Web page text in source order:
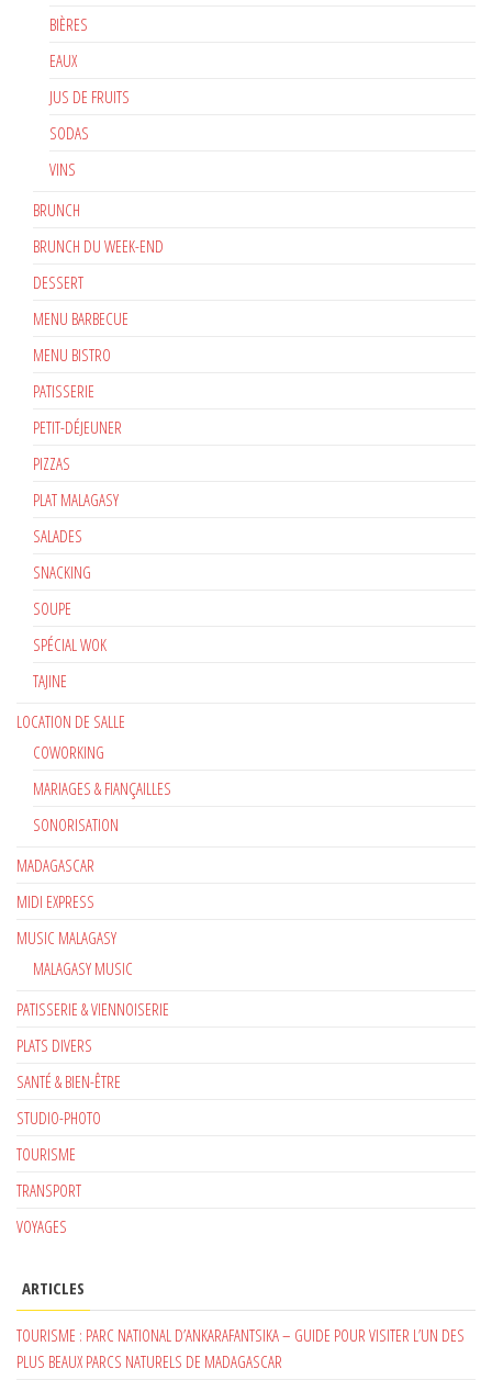
BIÈRES
EAUX
JUS DE FRUITS
SODAS
VINS
BRUNCH
BRUNCH DU WEEK-END
DESSERT
MENU BARBECUE
MENU BISTRO
PATISSERIE
PETIT-DÉJEUNER
PIZZAS
PLAT MALAGASY
SALADES
SNACKING
SOUPE
SPÉCIAL WOK
TAJINE
LOCATION DE SALLE
COWORKING
MARIAGES & FIANÇAILLES
SONORISATION
MADAGASCAR
MIDI EXPRESS
MUSIC MALAGASY
MALAGASY MUSIC
PATISSERIE & VIENNOISERIE
PLATS DIVERS
SANTÉ & BIEN-ÊTRE
STUDIO-PHOTO
TOURISME
TRANSPORT
VOYAGES
ARTICLES
TOURISME : PARC NATIONAL D’ANKARAFANTSIKA – GUIDE POUR VISITER L’UN DES
PLUS BEAUX PARCS NATURELS DE MADAGASCAR